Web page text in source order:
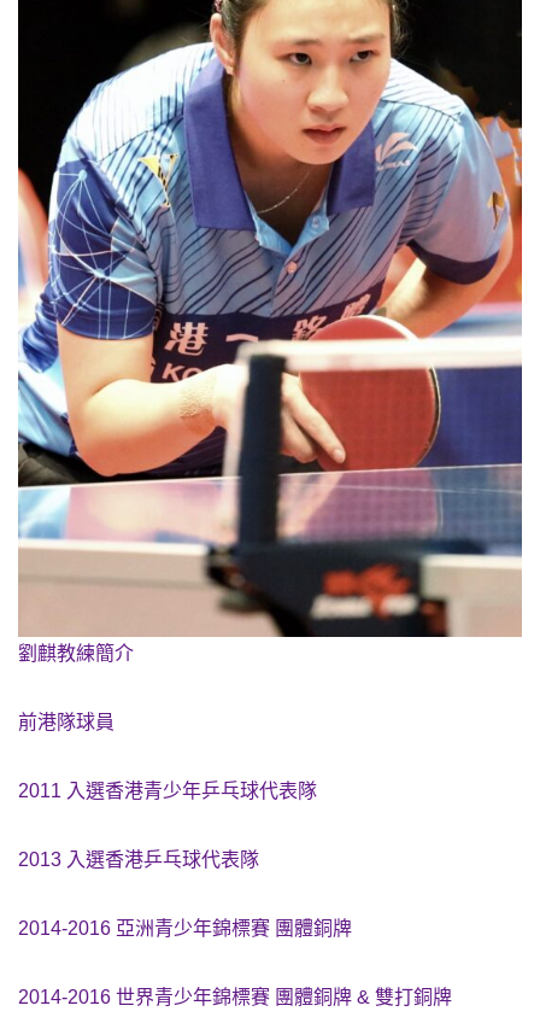
劉麒教練簡介
前港隊球員
2011 入選香港青少年乒乓球代表隊
2013 入選香港乒乓球代表隊
2014-2016 亞洲青少年錦標賽 團體銅牌
2014-2016 世界青少年錦標賽 團體銅牌 & 雙打銅牌